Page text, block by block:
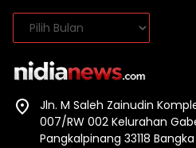
Arsip
Jln. M Saleh Zainudin
007/RW 002 Kelurahan
Pangkalpinang 33118